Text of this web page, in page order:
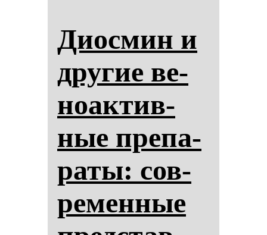
Диос­мин и
дру­гие ве­
но­ак­тив­
ные пре­па­
ра­ты: сов­
ре­мен­ные